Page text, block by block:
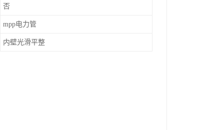
否
mpp电力管
内壁光滑平整